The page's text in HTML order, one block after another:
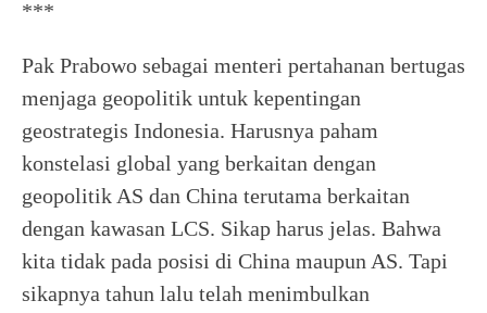
***
Pak Prabowo sebagai menteri pertahanan bertugas
menjaga geopolitik untuk kepentingan
geostrategis Indonesia. Harusnya paham
konstelasi global yang berkaitan dengan
geopolitik AS dan China terutama berkaitan
dengan kawasan LCS. Sikap harus jelas. Bahwa
kita tidak pada posisi di China maupun AS. Tapi
sikapnya tahun lalu telah menimbulkan